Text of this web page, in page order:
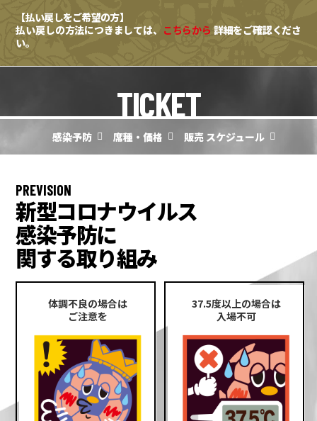
【払い戻しをご希望の方】
払い戻しの方法につきましては、 こちらから 詳細をご確認くださ
い。
TICKET
感染予防 席種・価格 販売 スケジュール
PREVISION
新型コロナウイルス
感染予防に
関する取り組み
体調不良の場合は
ご注意を
37.5度以上の場合は
入場不可